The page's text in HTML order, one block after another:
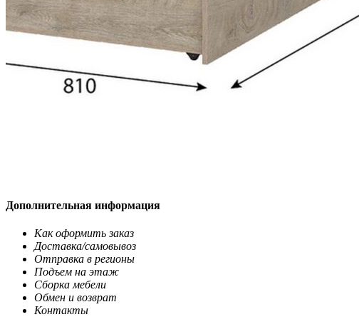
Дополнительная информация
Как оформить заказ
Доставка/самовывоз
Отправка в регионы
Подъем на этаж
Сборка мебели
Обмен и возврат
Контакты